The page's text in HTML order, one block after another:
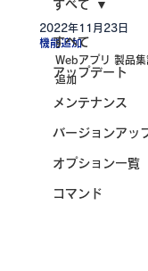
すべて
アップデート
メンテナンス
バージョンアッ
オプション一覧
コマンド
すべて
機能追加
2022年11月23日
Webアプリ 製品
追加